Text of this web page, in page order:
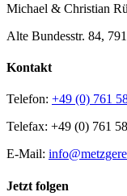
Michael & Christian
Alte Bundesstr. 84,
Kontakt
Telefon: +49 (0) 761
Telefax: +49 (0) 761
E-Mail:
Jetzt folgen